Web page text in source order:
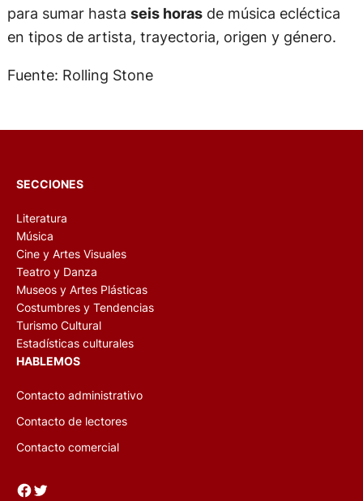
para sumar hasta seis horasde música ecléctica
en tipos de artista, trayectoria, origen y género.
Fuente: Rolling Stone
SECCIONES
Literatura
Música
Cine y Artes Visuales
Teatro y Danza
Museos y Artes Plásticas
Costumbres y Tendencias
Turismo Cultural
Estadísticas culturales
HABLEMOS
Contacto administrativo
Contacto de lectores
Contacto comercial
Facebook Twitter